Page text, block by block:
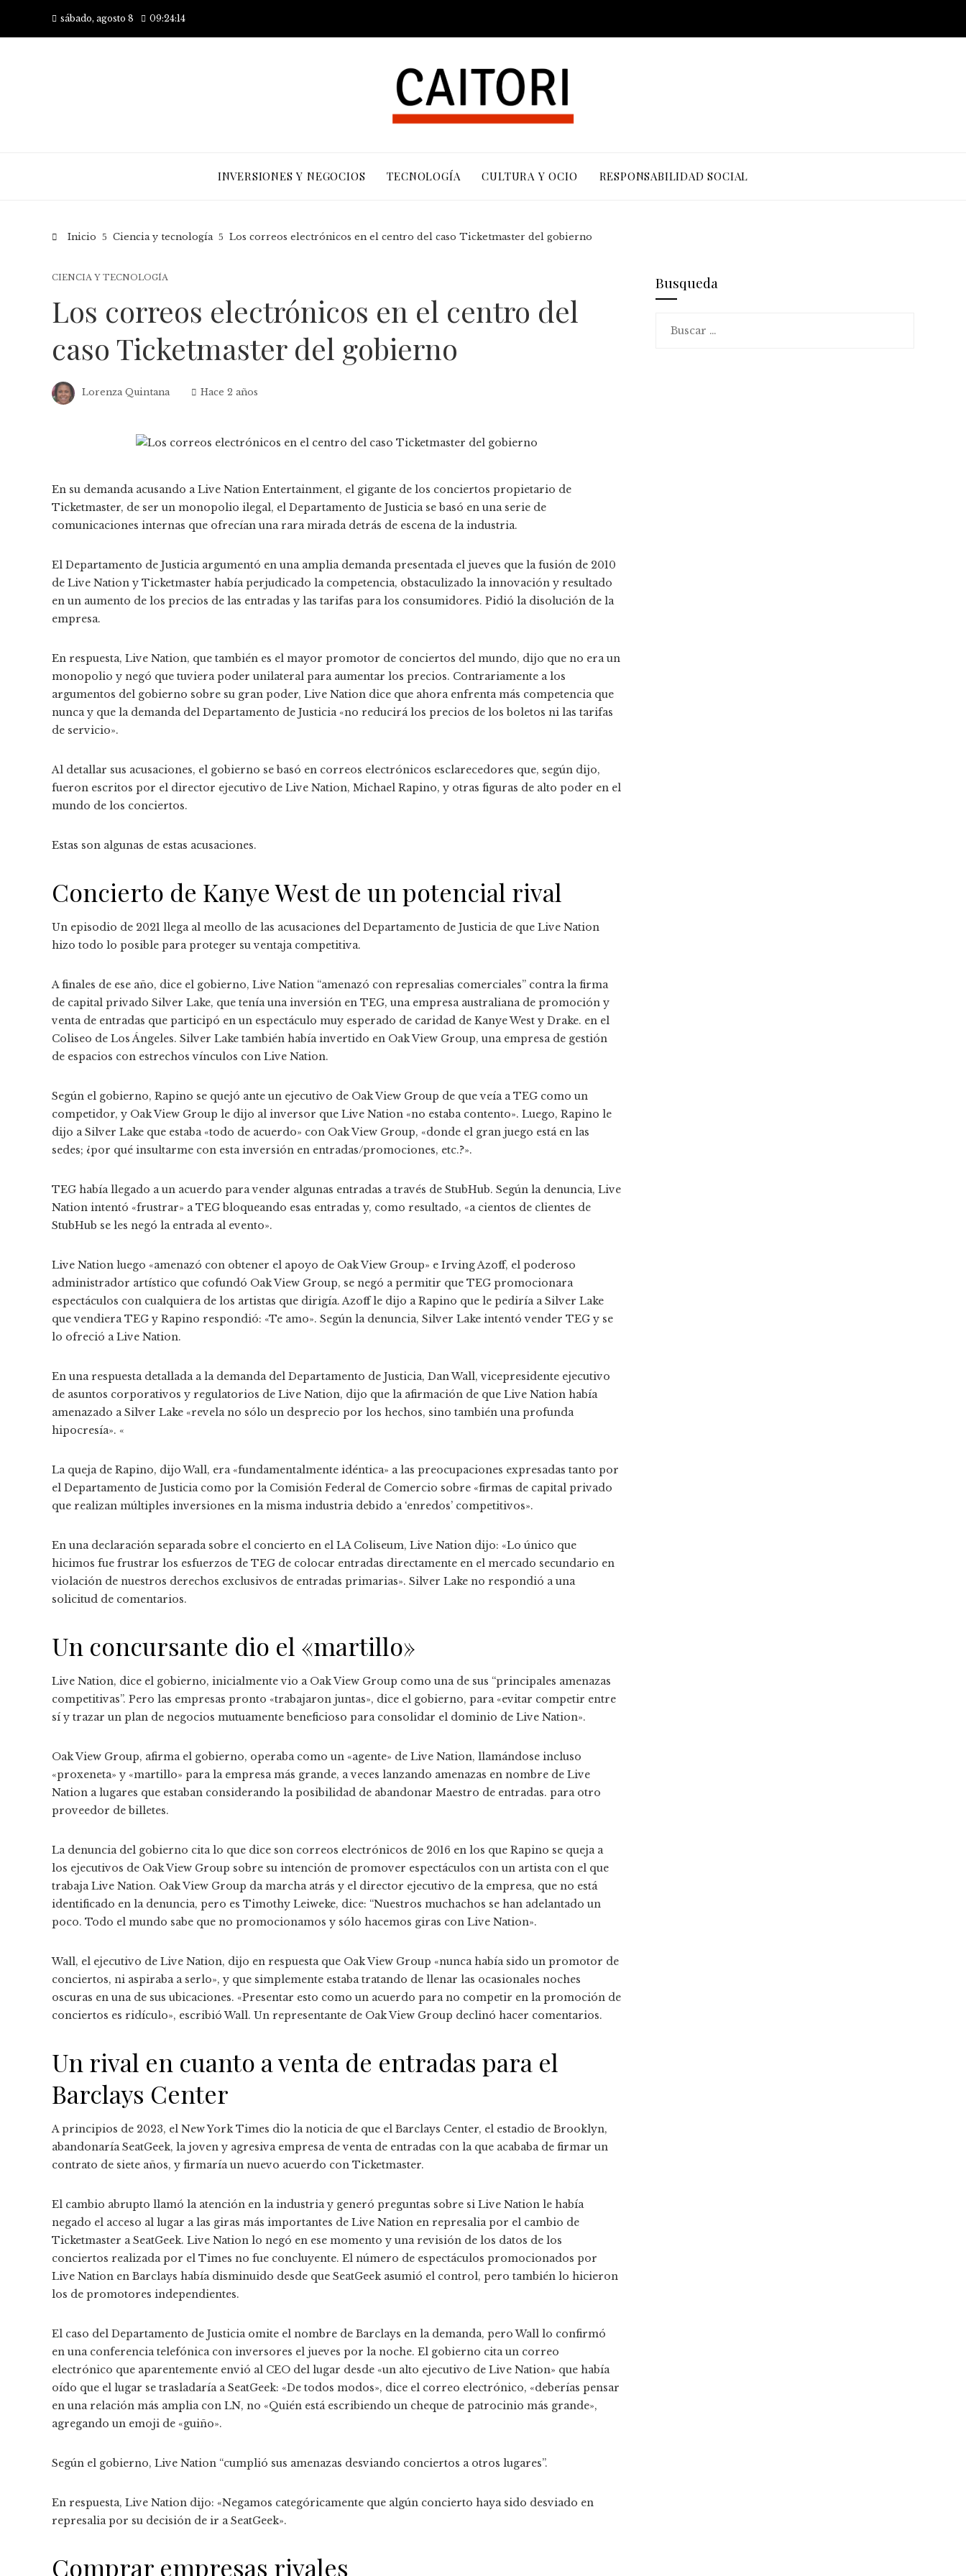
sábado, agosto 8 09:24:15
INVERSIONES Y NEGOCIOS TECNOLOGÍA CULTURA Y OCIO RESPONSABILIDAD SOCIAL
Inicio Ciencia y tecnología Los correos electrónicos en el centro del caso Ticketmaster del gobierno
CIENCIA Y TECNOLOGÍA
Los correos electrónicos en el centro del
caso Ticketmaster del gobierno
Lorenza Quintana Hace 2 años
En su demanda acusando a Live Nation Entertainment, el gigante de los conciertos propietario de
Ticketmaster, de ser un monopolio ilegal, el Departamento de Justicia se basó en una serie de
comunicaciones internas que ofrecían una rara mirada detrás de escena de la industria.
El Departamento de Justicia argumentó en una amplia demanda presentada el jueves que la fusión de 2010
de Live Nation y Ticketmaster había perjudicado la competencia, obstaculizado la innovación y resultado
en un aumento de los precios de las entradas y las tarifas para los consumidores. Pidió la disolución de la
empresa.
En respuesta, Live Nation, que también es el mayor promotor de conciertos del mundo, dijo que no era un
monopolio y negó que tuviera poder unilateral para aumentar los precios. Contrariamente a los
argumentos del gobierno sobre su gran poder, Live Nation dice que ahora enfrenta más competencia que
nunca y que la demanda del Departamento de Justicia «no reducirá los precios de los boletos ni las tarifas
de servicio».
Al detallar sus acusaciones, el gobierno se basó en correos electrónicos esclarecedores que, según dijo,
fueron escritos por el director ejecutivo de Live Nation, Michael Rapino, y otras figuras de alto poder en el
mundo de los conciertos.
Estas son algunas de estas acusaciones.
Concierto de Kanye West de un potencial rival
Un episodio de 2021 llega al meollo de las acusaciones del Departamento de Justicia de que Live Nation
hizo todo lo posible para proteger su ventaja competitiva.
A finales de ese año, dice el gobierno, Live Nation “amenazó con represalias comerciales” contra la firma
de capital privado Silver Lake, que tenía una inversión en TEG, una empresa australiana de promoción y
venta de entradas que participó en un espectáculo muy esperado de caridad de Kanye West y Drake. en el
Coliseo de Los Ángeles. Silver Lake también había invertido en Oak View Group, una empresa de gestión
de espacios con estrechos vínculos con Live Nation.
Según el gobierno, Rapino se quejó ante un ejecutivo de Oak View Group de que veía a TEG como un
competidor, y Oak View Group le dijo al inversor que Live Nation «no estaba contento». Luego, Rapino le
dijo a Silver Lake que estaba «todo de acuerdo» con Oak View Group, «donde el gran juego está en las
sedes; ¿por qué insultarme con esta inversión en entradas/promociones, etc.?».
TEG había llegado a un acuerdo para vender algunas entradas a través de StubHub. Según la denuncia, Live
Nation intentó «frustrar» a TEG bloqueando esas entradas y, como resultado, «a cientos de clientes de
StubHub se les negó la entrada al evento».
Live Nation luego «amenazó con obtener el apoyo de Oak View Group» e Irving Azoff, el poderoso
administrador artístico que cofundó Oak View Group, se negó a permitir que TEG promocionara
espectáculos con cualquiera de los artistas que dirigía. Azoff le dijo a Rapino que le pediría a Silver Lake
que vendiera TEG y Rapino respondió: «Te amo». Según la denuncia, Silver Lake intentó vender TEG y se
lo ofreció a Live Nation.
En una respuesta detallada a la demanda del Departamento de Justicia, Dan Wall, vicepresidente ejecutivo
de asuntos corporativos y regulatorios de Live Nation, dijo que la afirmación de que Live Nation había
amenazado a Silver Lake «revela no sólo un desprecio por los hechos, sino también una profunda
hipocresía». «
La queja de Rapino, dijo Wall, era «fundamentalmente idéntica» a las preocupaciones expresadas tanto por
el Departamento de Justicia como por la Comisión Federal de Comercio sobre «firmas de capital privado
que realizan múltiples inversiones en la misma industria debido a ‘enredos’ competitivos».
En una declaración separada sobre el concierto en el LA Coliseum, Live Nation dijo: «Lo único que
hicimos fue frustrar los esfuerzos de TEG de colocar entradas directamente en el mercado secundario en
violación de nuestros derechos exclusivos de entradas primarias». Silver Lake no respondió a una
solicitud de comentarios.
Un concursante dio el «martillo»
Live Nation, dice el gobierno, inicialmente vio a Oak View Group como una de sus “principales amenazas
competitivas”. Pero las empresas pronto «trabajaron juntas», dice el gobierno, para «evitar competir entre
sí y trazar un plan de negocios mutuamente beneficioso para consolidar el dominio de Live Nation».
Oak View Group, afirma el gobierno, operaba como un «agente» de Live Nation, llamándose incluso
«proxeneta» y «martillo» para la empresa más grande, a veces lanzando amenazas en nombre de Live
Nation a lugares que estaban considerando la posibilidad de abandonar Maestro de entradas. para otro
proveedor de billetes.
La denuncia del gobierno cita lo que dice son correos electrónicos de 2016 en los que Rapino se queja a
los ejecutivos de Oak View Group sobre su intención de promover espectáculos con un artista con el que
trabaja Live Nation. Oak View Group da marcha atrás y el director ejecutivo de la empresa, que no está
identificado en la denuncia, pero es Timothy Leiweke, dice: “Nuestros muchachos se han adelantado un
poco. Todo el mundo sabe que no promocionamos y sólo hacemos giras con Live Nation».
Wall, el ejecutivo de Live Nation, dijo en respuesta que Oak View Group «nunca había sido un promotor de
conciertos, ni aspiraba a serlo», y que simplemente estaba tratando de llenar las ocasionales noches
oscuras en una de sus ubicaciones. «Presentar esto como un acuerdo para no competir en la promoción de
conciertos es ridículo», escribió Wall. Un representante de Oak View Group declinó hacer comentarios.
Un rival en cuanto a venta de entradas para el
Barclays Center
A principios de 2023, el New York Times dio la noticia de que el Barclays Center, el estadio de Brooklyn,
abandonaría SeatGeek, la joven y agresiva empresa de venta de entradas con la que acababa de firmar un
contrato de siete años, y firmaría un nuevo acuerdo con Ticketmaster.
El cambio abrupto llamó la atención en la industria y generó preguntas sobre si Live Nation le había
negado el acceso al lugar a las giras más importantes de Live Nation en represalia por el cambio de
Ticketmaster a SeatGeek. Live Nation lo negó en ese momento y una revisión de los datos de los
conciertos realizada por el Times no fue concluyente. El número de espectáculos promocionados por
Live Nation en Barclays había disminuido desde que SeatGeek asumió el control, pero también lo hicieron
los de promotores independientes.
El caso del Departamento de Justicia omite el nombre de Barclays en la demanda, pero Wall lo confirmó
en una conferencia telefónica con inversores el jueves por la noche. El gobierno cita un correo
electrónico que aparentemente envió al CEO del lugar desde «un alto ejecutivo de Live Nation» que había
oído que el lugar se trasladaría a SeatGeek: «De todos modos», dice el correo electrónico, «deberías pensar
en una relación más amplia con LN, no «Quién está escribiendo un cheque de patrocinio más grande»,
agregando un emoji de «guiño».
Según el gobierno, Live Nation “cumplió sus amenazas desviando conciertos a otros lugares”.
En respuesta, Live Nation dijo: «Negamos categóricamente que algún concierto haya sido desviado en
represalia por su decisión de ir a SeatGeek».
Comprar empresas rivales
Busqueda